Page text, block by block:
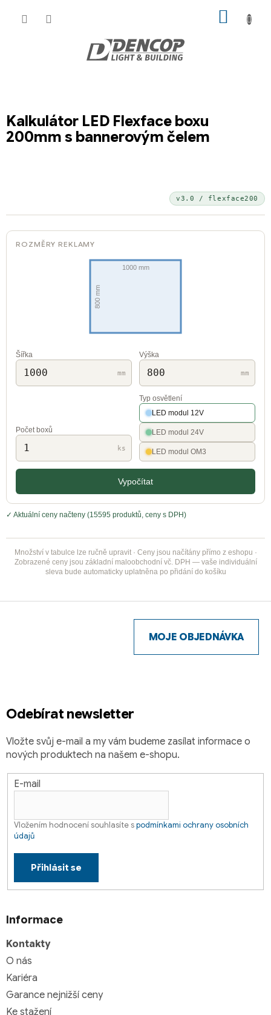
Kalkulátor LED Flexface boxu
200mm s bannerovým čelem
v3.0 / flexface200
ROZMĚRY REKLAMY
Šířka
mm
Výška
mm
Počet boxů
ks
Typ osvětlení
LED modul 12V
LED modul 24V
LED modul OM3
Vypočítat
✓ Aktuální ceny načteny (15595 produktů, ceny s DPH)
Množství v tabulce lze ručně upravit · Ceny jsou načítány přímo z eshopu ·
Zobrazené ceny jsou základní maloobchodní vč. DPH — vaše individuální
sleva bude automaticky uplatněna po přidání do košíku
Odebírat newsletter
Vložte svůj e-mail a my vám budeme zasílat informace o
nových produktech na našem e-shopu.
E-mail
Vložením hodnocení souhlasíte spodmínkami ochrany osobních
údajů
Přihlásit se
Informace
Kontakty
O nás
Kariéra
Garance nejnižší ceny
Ke stažení
MOJE OBJEDNÁVKA